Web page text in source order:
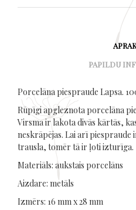
PAPILDU
Porcelāna piespraude Lapsa.
Rūpīgi apgleznota porcelāna
Virsma ir lakota divās kārtās,
neskrāpējas. Lai arī
trausla, tomēr tā ir ļoti izturīga.
Materiāls: aukstais porcelāns
Aizdare: metāls
Izmērs: 16 mm x 28 mm